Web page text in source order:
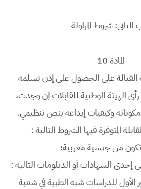
الثاني: شروط المزاولة
المادة 10
القبالة على الحصول على إذن تسلمه
رأي الهيئة الوطنية للقابلات إن وجدت،
وكيفيات إيداعه بنص تنظيمي.
المتوفرة فيها الشروط التالية :
من جنسية مغربية؛
الشهادات أو الدبلومات التالية :
الأول للدراسات شبه الطبية في شعبة